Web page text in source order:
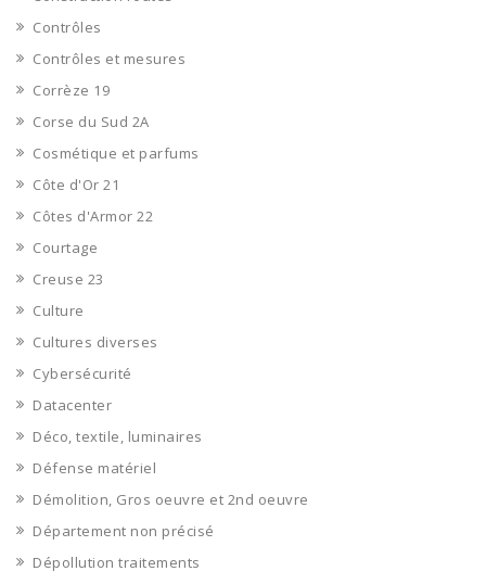
Contrôles
Contrôles et mesures
Corrèze 19
Corse du Sud 2A
Cosmétique et parfums
Côte d'Or 21
Côtes d'Armor 22
Courtage
Creuse 23
Culture
Cultures diverses
Cybersécurité
Datacenter
Déco, textile, luminaires
Défense matériel
Démolition, Gros oeuvre et 2nd oeuvre
Département non précisé
Dépollution traitements